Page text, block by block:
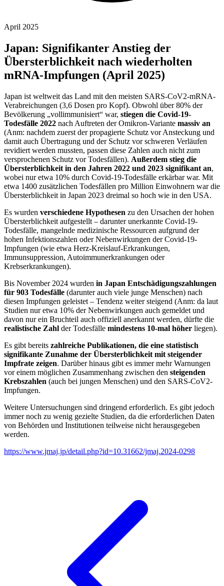
April 2025
Japan: Signifikanter Anstieg der
Übersterblichkeit nach wiederholten
mRNA-Impfungen (April 2025)
Japan ist weltweit das Land mit den meisten SARS-CoV2-mRNA-
Verabreichungen (3,6 Dosen pro Kopf). Obwohl über 80% der
Bevölkerung „vollimmunisiert“ war, stiegen die Covid-19-
Todesfälle 2022 nach Auftreten der Omikron-Variante massiv an
(Anm: nachdem zuerst der propagierte Schutz vor Ansteckung und
damit auch Übertragung und der Schutz vor schweren Verläufen
revidiert werden mussten, passen diese Zahlen auch nicht zum
versprochenen Schutz vor Todesfällen). Außerdem stieg die
Übersterblichkeit in den Jahren 2022 und 2023 signifikant an,
wobei nur etwa 10% durch Covid-19-Todesfälle erkärbar war. Mit
etwa 1400 zusätzlichen Todesfällen pro Million Einwohnern war die
Übersterblichkeit in Japan 2023 dreimal so hoch wie in den USA.
Es wurden verschiedene Hypothesen zu den Ursachen der hohen
Übersterblichkeit aufgestellt – darunter unerkannte Covid-19-
Todesfälle, mangelnde medizinische Ressourcen aufgrund der
hohen Infektionszahlen oder Nebenwirkungen der Covid-19-
Impfungen (wie etwa Herz-Kreislauf-Erkrankungen,
Immunsuppression, Autoimmunerkrankungen oder
Krebserkrankungen).
Bis November 2024 wurden in Japan Entschädigungszahlungen
für 903 Todesfälle (darunter auch viele junge Menschen) nach
diesen Impfungen geleistet – Tendenz weiter steigend (Anm: da laut
Studien nur etwa 10% der Nebenwirkungen auch gemeldet und
davon nur ein Bruchteil auch offiziell anerkannt werden, dürfte die
realistische Zahl der Todesfälle mindestens 10-mal höher liegen).
Es gibt bereits zahlreiche Publikationen, die eine statistisch
signifikante Zunahme der Übersterblichkeit mit steigender
Impfrate zeigen. Darüber hinaus gibt es immer mehr Warnungen
vor einem möglichen Zusammenhang zwischen den steigenden
Krebszahlen (auch bei jungen Menschen) und den SARS-CoV2-
Impfungen.
Weitere Untersuchungen sind dringend erforderlich. Es gibt jedoch
immer noch zu wenig gezielte Studien, da die erforderlichen Daten
von Behörden und Institutionen teilweise nicht herausgegeben
werden.
https://www.jmaj.jp/detail.php?id=10.31662/jmaj.2024-0298